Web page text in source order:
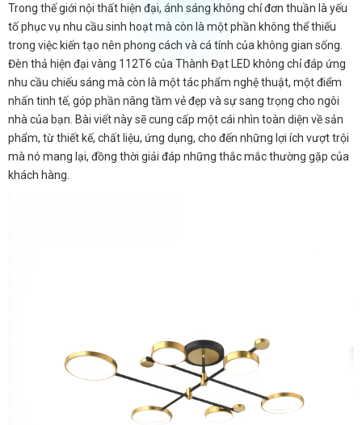
Trong thế giới nội thất hiện đại, ánh sáng không chỉ đơn thuần là yếu
tố phục vụ nhu cầu sinh hoạt mà còn là một phần không thể thiếu
trong việc kiến tạo nên phong cách và cá tính của không gian sống.
Đèn thả hiện đại vàng 112T6 của Thành Đạt LED không chỉ đáp ứng
nhu cầu chiếu sáng mà còn là một tác phẩm nghệ thuật, một điểm
nhấn tinh tế, góp phần nâng tầm vẻ đẹp và sự sang trọng cho ngôi
nhà của bạn. Bài viết này sẽ cung cấp một cái nhìn toàn diện về sản
phẩm, từ thiết kế, chất liệu, ứng dụng, cho đến những lợi ích vượt trội
mà nó mang lại, đồng thời giải đáp những thắc mắc thường gặp của
khách hàng.